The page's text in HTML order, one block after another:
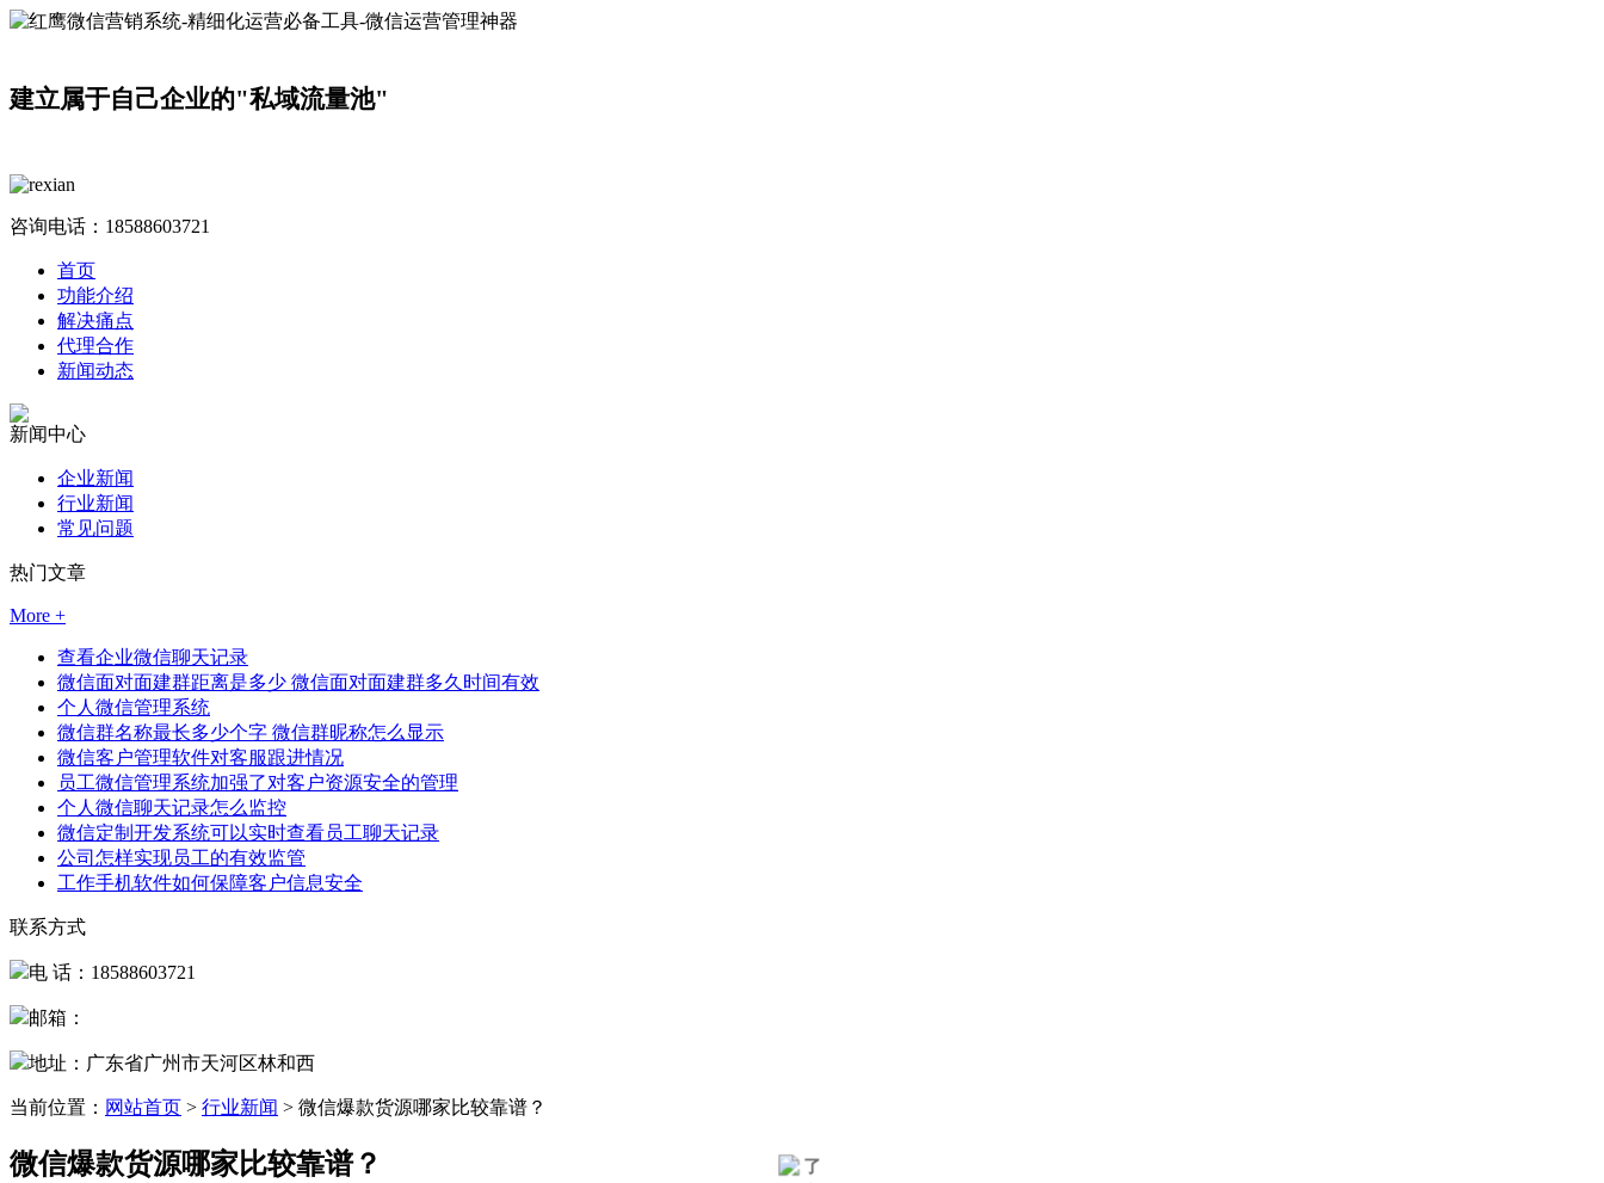
建立属于自己企业的"私域流量池"
咨询电话： 18588603721
首页
功能介绍
解决痛点
代理合作
新闻动态
新闻中心
企业新闻
行业新闻
常见问题
热门文章
More +
查看企业微信聊天记录
微信面对面建群距离是多少 微信面对面建群多久时间有效
个人微信管理系统
微信群名称最长多少个字 微信群昵称怎么显示
微信客户管理软件对客服跟进情况
员工微信管理系统加强了对客户资源安全的管理
个人微信聊天记录怎么监控
微信定制开发系统可以实时查看员工聊天记录
公司怎样实现员工的有效监管
工作手机软件如何保障客户信息安全
联系方式
电 话：18588603721
邮箱：
地址：广东省广州市天河区林和西
当前位置： 网站首页 > 行业新闻 > 微信爆款货源哪家比较靠谱？
微信爆款货源哪家比较靠谱？